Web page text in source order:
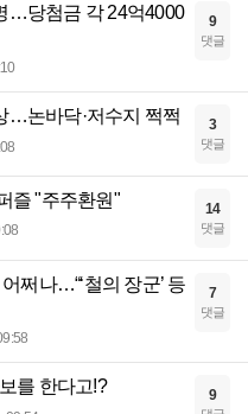
…당첨금 각 24억4000
9
댓글
…논바닥·저수지 쩍쩍 3
댓글
즐 "주주환원" 14
댓글
쩌나…“‘철의 장군’ 등
7
댓글
를 한다고!? 9